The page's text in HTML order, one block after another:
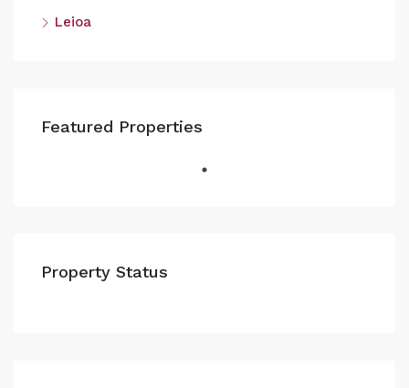
Leioa
Featured Properties
Property Status